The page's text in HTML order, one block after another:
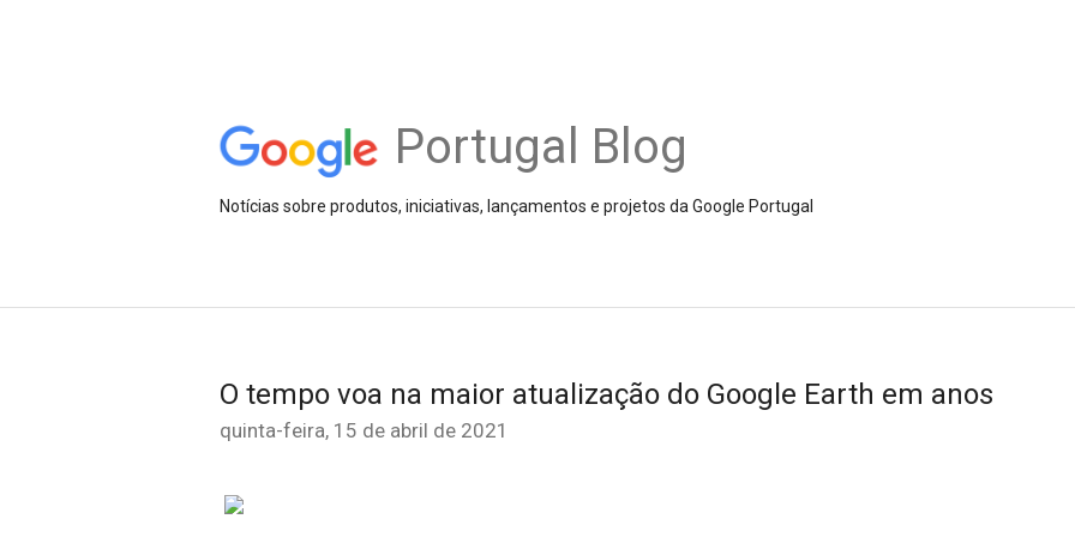
Portugal Blog
Notícias sobre produtos, iniciativas, lançamentos e projetos da Google Portugal
O tempo voa na maior atualização do Google Earth em anos
quinta-feira, 15 de abril de 2021